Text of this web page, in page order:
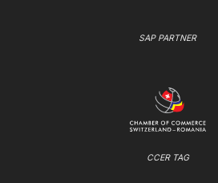
SAP PARTNER
CCER TAG